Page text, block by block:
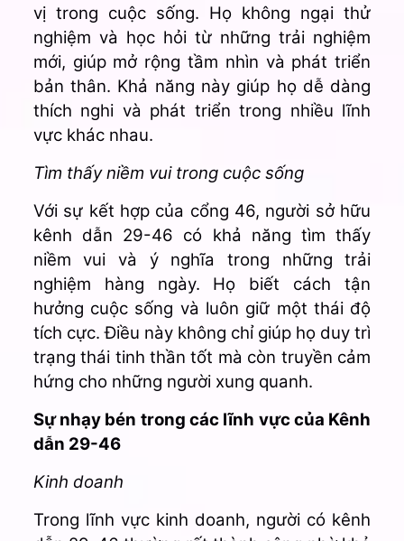
vị trong cuộc sống. Họ không ngại thử
nghiệm và học hỏi từ những trải nghiệm
mới, giúp mở rộng tầm nhìn và phát triển
bản thân. Khả năng này giúp họ dễ dàng
thích nghi và phát triển trong nhiều lĩnh
vực khác nhau.
Tìm thấy niềm vui trong cuộc sống
Với sự kết hợp của cổng 46, người sở hữu
kênh dẫn 29-46 có khả năng tìm thấy
niềm vui và ý nghĩa trong những trải
nghiệm hàng ngày. Họ biết cách tận
hưởng cuộc sống và luôn giữ một thái độ
tích cực. Điều này không chỉ giúp họ duy trì
trạng thái tinh thần tốt mà còn truyền cảm
hứng cho những người xung quanh.
Sự nhạy bén trong các lĩnh vực của Kênh
dẫn 29-46
Kinh doanh
Trong lĩnh vực kinh doanh, người có kênh